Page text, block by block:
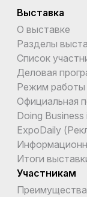
Выставка
О выставке
Разделы
Список
Деловая
Режим работы
Официальная
Doing
ExpoDaily
Итоги
Участникам
Преимущества